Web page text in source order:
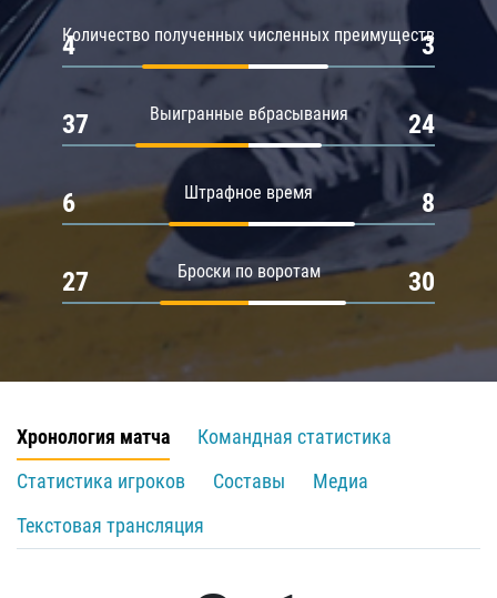
Количество полученных численных преимуществ
4 3
Выигранные вбрасывания
37 24
Штрафное время
6 8
Броски по воротам
27 30
Хронология матча
Командная статистика
Статистика игроков
Составы
Медиа
Текстовая трансляция